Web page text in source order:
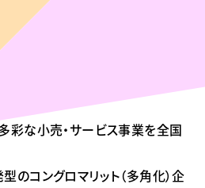
彩な小売・サービス事業を全国
のコングロマリット（多角化）企